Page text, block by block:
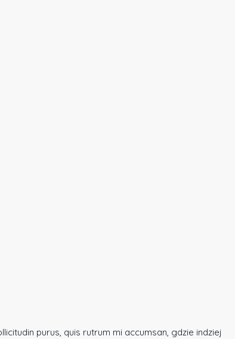
purus, quis rutrum mi accumsan, gdzie indziej